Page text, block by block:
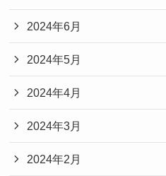
2024年6月
2024年5月
2024年4月
2024年3月
2024年2月